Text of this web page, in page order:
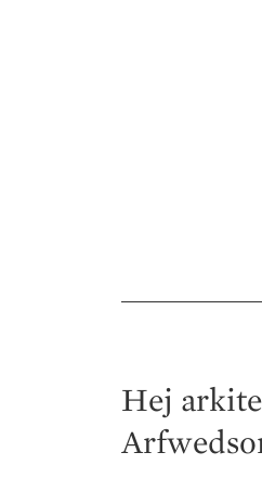
Hej